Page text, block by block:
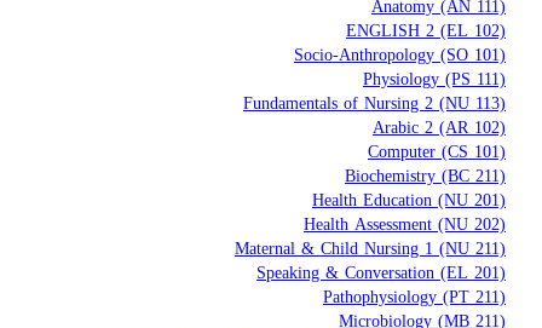
Anatomy (AN 111)
ENGLISH 2 (EL 102)
Socio-Anthropology (SO 101)
Physiology (PS 111)
Fundamentals of Nursing 2 (NU 113)
Arabic 2 (AR 102)
Computer (CS 101)
Biochemistry (BC 211)
Health Education (NU 201)
Health Assessment (NU 202)
Maternal & Child Nursing 1 (NU 211)
Speaking & Conversation (EL 201)
Pathophysiology (PT 211)
Microbiology (MB 211)